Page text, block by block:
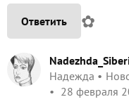
Ответить ✿
Надежда
28 февраля